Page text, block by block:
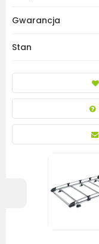
Gwarancja
Stan